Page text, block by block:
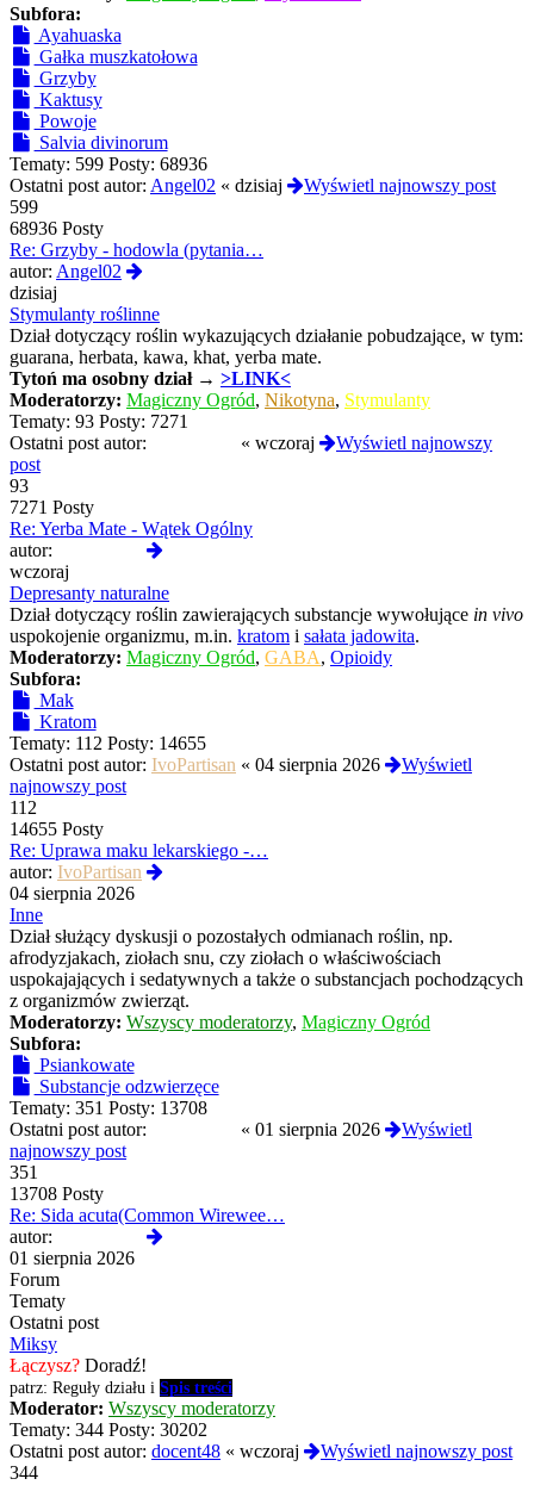
Subfora:
Ayahuaska
Gałka muszkatołowa
Grzyby
Kaktusy
Powoje
Salvia divinorum
Tematy: 599 Posty: 68936
Ostatni post autor: Angel02 « dzisiaj
Wyświetl najnowszy post
599
68936 Posty
Re: Grzyby - hodowla (pytania…
autor: Angel02
post
dzisiaj
Stymulanty roślinne
Dział dotyczący roślin wykazujących działanie pobudzające, w tym:
guarana, herbata, kawa, khat, yerba mate.
Tytoń ma osobny dział → >LINK<
Moderatorzy: Magiczny Ogród, Nikotyna, Stymulanty
Tematy: 93 Posty: 7271
Ostatni post autor:
« wczoraj
Wyświetl najnowszy
post
93
7271 Posty
Re: Yerba Mate - Wątek Ogólny
autor:
post
wczoraj
Depresanty naturalne
Dział dotyczący roślin zawierających substancje wywołujące in vivo
uspokojenie organizmu, m.in. kratom i sałata jadowita.
Moderatorzy: Magiczny Ogród, GABA, Opioidy
Subfora:
Mak
Kratom
Tematy: 112 Posty: 14655
Ostatni post autor: IvoPartisan « 04 sierpnia 2026
Wyświetl
najnowszy post
112
14655 Posty
Re: Uprawa maku lekarskiego -…
autor: IvoPartisan
04 sierpnia 2026
Inne
Dział służący dyskusji o pozostałych odmianach roślin, np.
afrodyzjakach, ziołach snu, czy ziołach o właściwościach
uspokajających i sedatywnych a także o substancjach pochodzących
z organizmów zwierząt.
Moderatorzy: Wszyscy moderatorzy, Magiczny Ogród
Subfora:
Psiankowate
Substancje odzwierzęce
Tematy: 351 Posty: 13708
Ostatni post autor:
« 01 sierpnia 2026
Wyświetl
najnowszy post
351
13708 Posty
Re: Sida acuta(Common Wirewee…
autor:
01 sierpnia 2026
Forum
Tematy
Ostatni post
Miksy
Łączysz? Doradź!
patrz: Reguły działu i Spis treści
Moderator: Wszyscy moderatorzy
Tematy: 344 Posty: 30202
Ostatni post autor: docent48 « wczoraj
Wyświetl najnowszy post
344